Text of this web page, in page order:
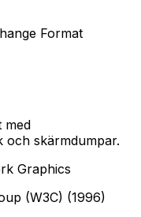
Format
med
skärmdumpar.
Graphics
(W3C) (1996)